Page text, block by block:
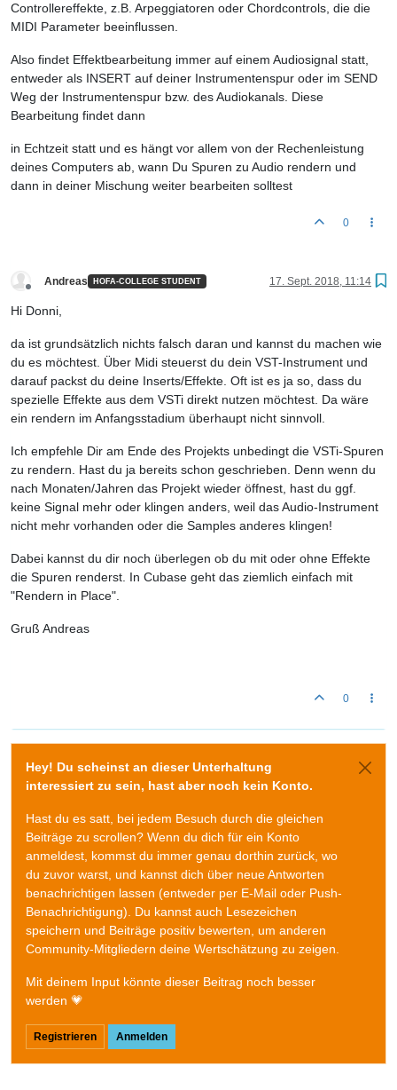
Controllereffekte, z.B. Arpeggiatoren oder Chordcontrols, die die
MIDI Parameter beeinflussen.
Also findet Effektbearbeitung immer auf einem Audiosignal statt,
entweder als INSERT auf deiner Instrumentenspur oder im SEND
Weg der Instrumentenspur bzw. des Audiokanals. Diese
Bearbeitung findet dann
in Echtzeit statt und es hängt vor allem von der Rechenleistung
deines Computers ab, wann Du Spuren zu Audio rendern und
dann in deiner Mischung weiter bearbeiten solltest
0
Andreas HOFA-COLLEGE STUDENT 17. Sept. 2018, 11:14
Hi Donni,
da ist grundsätzlich nichts falsch daran und kannst du machen wie
du es möchtest. Über Midi steuerst du dein VST-Instrument und
darauf packst du deine Inserts/Effekte. Oft ist es ja so, dass du
spezielle Effekte aus dem VSTi direkt nutzen möchtest. Da wäre
ein rendern im Anfangsstadium überhaupt nicht sinnvoll.
Ich empfehle Dir am Ende des Projekts unbedingt die VSTi-Spuren
zu rendern. Hast du ja bereits schon geschrieben. Denn wenn du
nach Monaten/Jahren das Projekt wieder öffnest, hast du ggf.
keine Signal mehr oder klingen anders, weil das Audio-Instrument
nicht mehr vorhanden oder die Samples anderes klingen!
Dabei kannst du dir noch überlegen ob du mit oder ohne Effekte
die Spuren renderst. In Cubase geht das ziemlich einfach mit
"Rendern in Place".
Gruß Andreas
0
Hey! Du scheinst an dieser Unterhaltung
interessiert zu sein, hast aber noch kein Konto.
Hast du es satt, bei jedem Besuch durch die gleichen
Beiträge zu scrollen? Wenn du dich für ein Konto
anmeldest, kommst du immer genau dorthin zurück, wo
du zuvor warst, und kannst dich über neue Antworten
benachrichtigen lassen (entweder per E-Mail oder Push-
Benachrichtigung). Du kannst auch Lesezeichen
speichern und Beiträge positiv bewerten, um anderen
Community-Mitgliedern deine Wertschätzung zu zeigen.
Mit deinem Input könnte dieser Beitrag noch besser
werden 💗
Registrieren Anmelden